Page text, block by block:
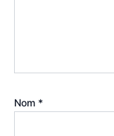
Nom *